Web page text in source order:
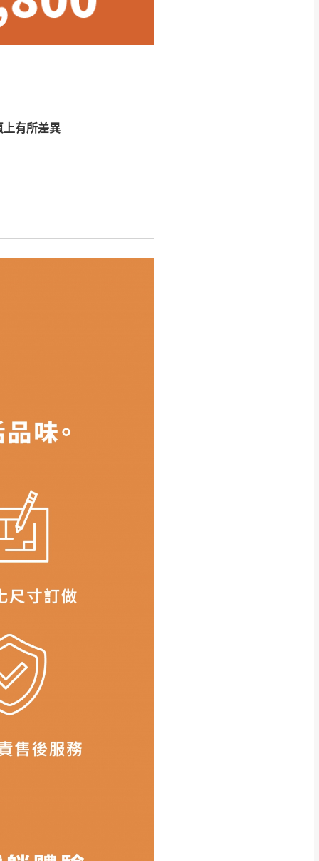
上有所差異
馬祖、澎湖地區
因素，導致無法順利配送，
視狀況延後或停止運送服
詳細尺寸以實品
)，並須保持商品全新
家環境不同。若屬人
與消費者報價，消費
之情形，我們需酌收